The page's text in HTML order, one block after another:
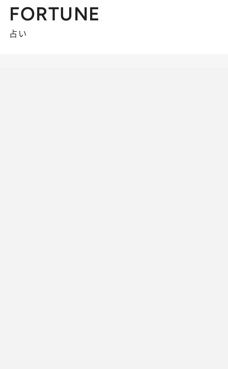
FORTUNE
占い